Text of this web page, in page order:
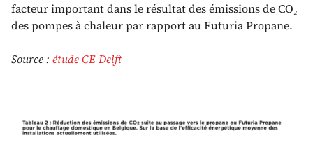
facteur important dans le résultat des émissions de CO₂
des pompes à chaleur par rapport au Futuria Propane.
Source : étude CE Delft